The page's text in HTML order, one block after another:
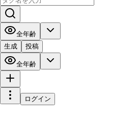
全年齢
生成
投稿
全年齢
ログイン